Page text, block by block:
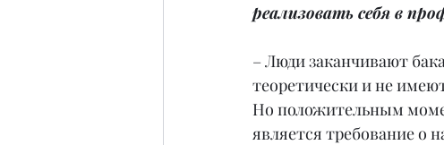
реализовать себя в
– Люди заканчивают
теоретически и не
Но положительным
является требование о